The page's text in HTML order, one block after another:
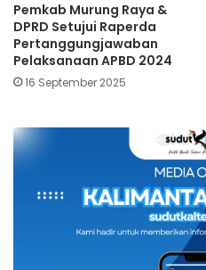
Pemkab Murung Raya &
DPRD Setujui Raperda
Pertanggungjawaban
Pelaksanaan APBD 2024
16 September 2025